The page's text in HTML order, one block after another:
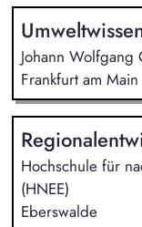
Johann Wolfgang
Frankfurt am Main
Hochschule für
(HNEE)
Eberswalde